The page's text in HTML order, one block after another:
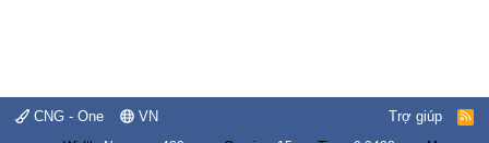
CNG - One VN Trợ giúp
R